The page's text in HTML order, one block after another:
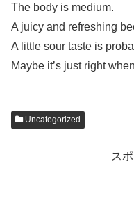
The body is medium.
A juicy and refreshing
A little sour taste is
Maybe it’s just right
Uncategorized
ス